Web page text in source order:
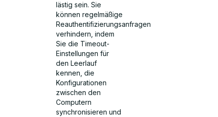
lästig sein. Sie
können regelmäßige
Reauthentifizierungsanfragen
verhindern, indem
Sie die Timeout-
Einstellungen für
den Leerlauf
kennen, die
Konfigurationen
zwischen den
Computern
synchronisieren und